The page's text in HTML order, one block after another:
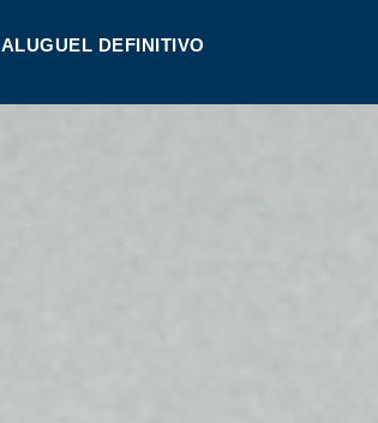
ALUGUEL DEFINITIVO